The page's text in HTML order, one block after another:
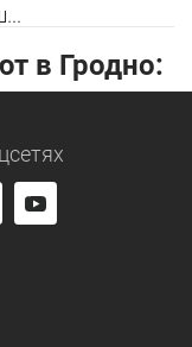
в Гродно: